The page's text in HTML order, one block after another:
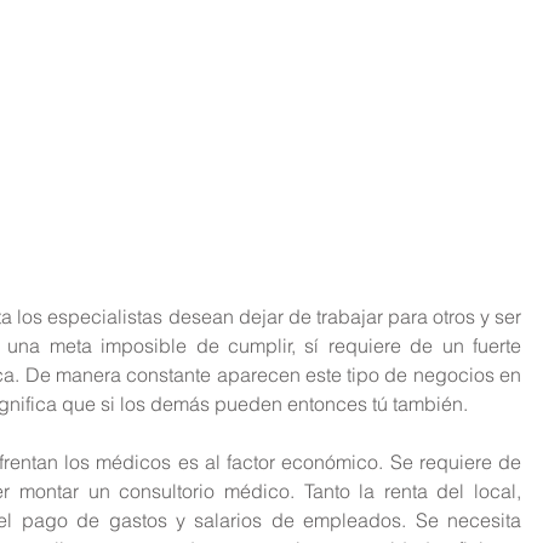
los especialistas desean dejar de trabajar para otros y ser
meta imposible de cumplir, sí requiere de un fuerte
De manera constante aparecen este tipo de negocios en
que si los demás pueden entonces tú también.
los médicos es al factor económico. Se requiere de
montar un consultorio médico. Tanto la renta del local,
pago de gastos y salarios de empleados. Se necesita